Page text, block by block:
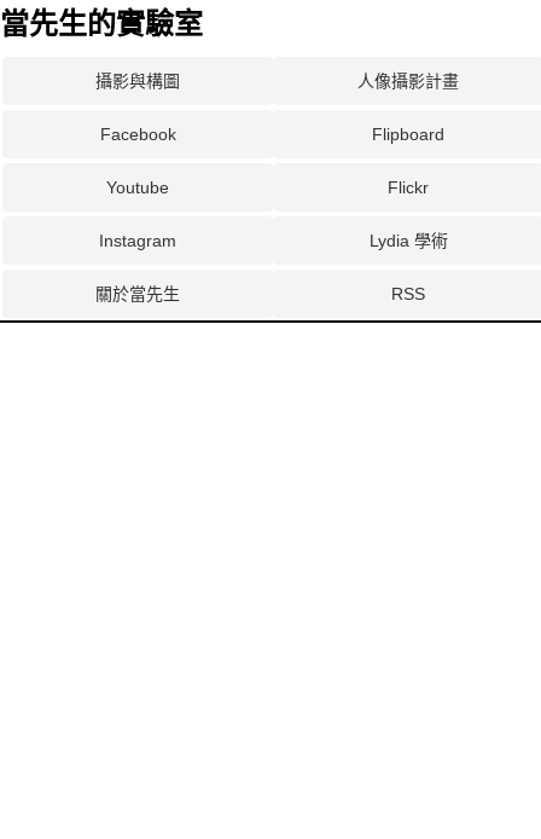
當先生的實驗室
攝影與構圖 人像攝影計畫
Facebook Flipboard
Youtube Flickr
Instagram Lydia 學術
關於當先生 RSS